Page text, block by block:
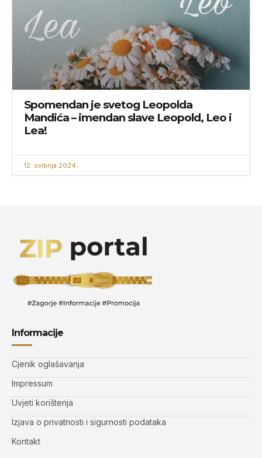
Spomendan je svetog Leopolda
Mandića – imendan slave Leopold, Leo i
Lea!
12. svibnja 2024.
Informacije
Cjenik oglašavanja
Impressum
Uvjeti korištenja
Izjava o privatnosti i sigurnosti podataka
Kontakt